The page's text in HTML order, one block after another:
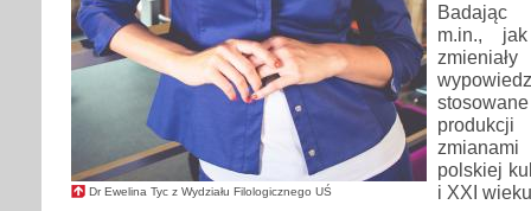
Dr Ewelina Tyc z Wydziału Filologicznego UŚ
Badając
m.in.,
polskiej
i XXI